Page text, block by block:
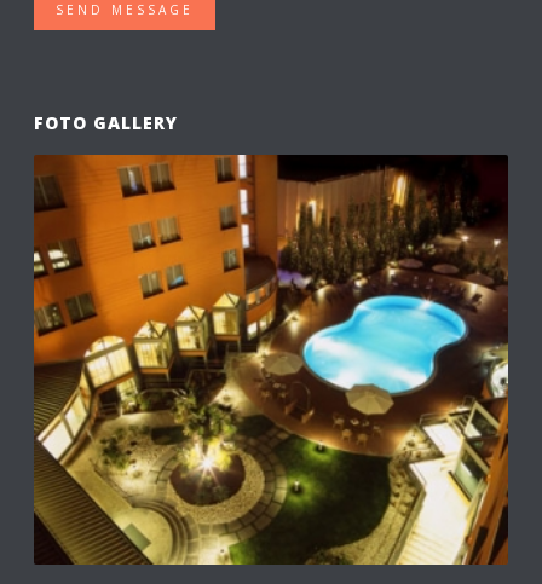
SEND MESSAGE
FOTO GALLERY